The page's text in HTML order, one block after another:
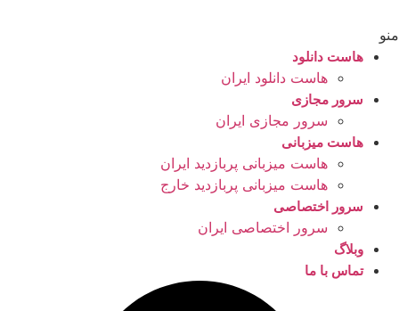
منو
هاست دانلود
هاست دانلود ایران
سرور مجازی
سرور مجازی ایران
هاست میزبانی
هاست میزبانی پربازدید ایران
هاست میزبانی پربازدید خارج
سرور اختصاصی
سرور اختصاصی ایران
وبلاگ
تماس با ما